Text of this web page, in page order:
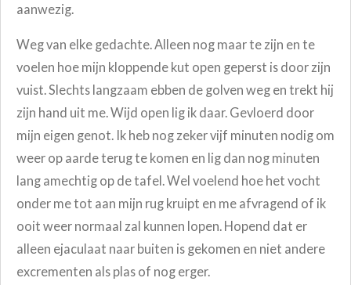
aanwezig.
Weg van elke gedachte. Alleen nog maar te zijn en te
voelen hoe mijn kloppende kut open geperst is door zijn
vuist. Slechts langzaam ebben de golven weg en trekt hij
zijn hand uit me.Wijd open lig ik daar. Gevloerd door
mijn eigen genot. Ik heb nog zeker vijf minuten nodig om
weer op aarde terug te komen en lig dan nog minuten
lang amechtig op de tafel. Wel voelend hoe het vocht
onder me tot aan mijn rug kruipt en me afvragend of ik
ooit weer normaal zal kunnen lopen. Hopend dat er
alleen ejaculaat naar buiten is gekomen en niet andere
excrementen als plas of nog erger.